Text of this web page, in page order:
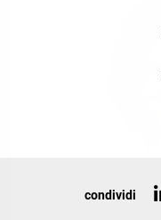
condividi